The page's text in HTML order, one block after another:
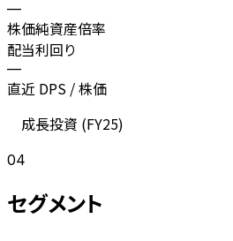
—
株価純資産倍率
配当利回り
—
直近 DPS / 株価
成長投資 (FY25)
04
セグメント